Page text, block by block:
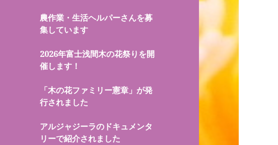
農作業・生活ヘルパーさんを募
集しています
2026年富士浅間木の花祭りを開
催します！
「木の花ファミリー憲章」が発
行されました
アルジャジーラのドキュメンタ
リーで紹介されました